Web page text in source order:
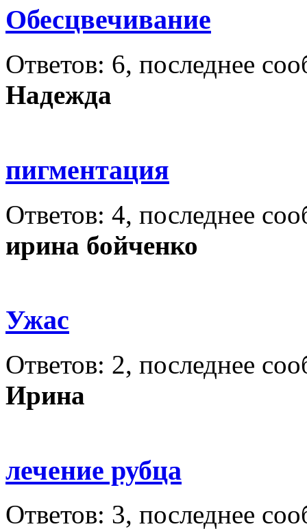
Обесцвечивание
Ответов: 6, последнее
Надежда
пигментация
Ответов: 4, последнее
ирина бойченко
Ужас
Ответов: 2, последнее
Ирина
лечение рубца
Ответов: 3, последнее